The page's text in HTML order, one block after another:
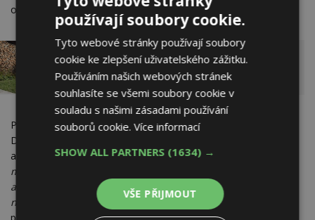
okolních záhonů.
Dřevo v zahradě: Materiál, který zahradě
nejvíce sluší
Podstatná je vždy vazba na architekturu a materiály domu.
Dalším důležitým hlediskem je samotná funkce cesty
a chodníku.„Na přístupové cesty před dům volte pevnější
materiály – kámen, beton či dlažbu.
a na všechny zahrady se hodí kamenné kostky, s těmi
neuděláte nikdy chybu,“říká Ferdinand Leffler a dále
používají soubory cookie.
Tyto webové stránky používají soubory
cookie ke zlepšení uživatelského zážitku.
Používáním našich webových stránek
souhlasíte se všemi soubory cookie v
souladu s našimi zásadami používání
souborů cookie.Více informací
SHOW ALL PARTNERS (1634) →
VŠE PŘIJMOUT